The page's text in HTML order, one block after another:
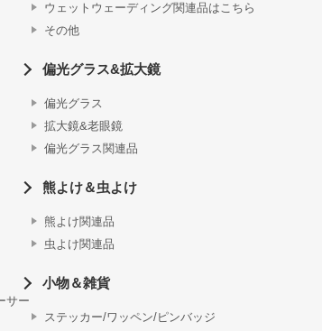
サー
ウェットウェーディング関連品はこちら
その他
偏光グラス&拡大鏡
偏光グラス
拡大鏡&老眼鏡
偏光グラス関連品
熊よけ＆虫よけ
熊よけ関連品
虫よけ関連品
小物＆雑貨
ステッカー/ワッペン/ピンバッジ